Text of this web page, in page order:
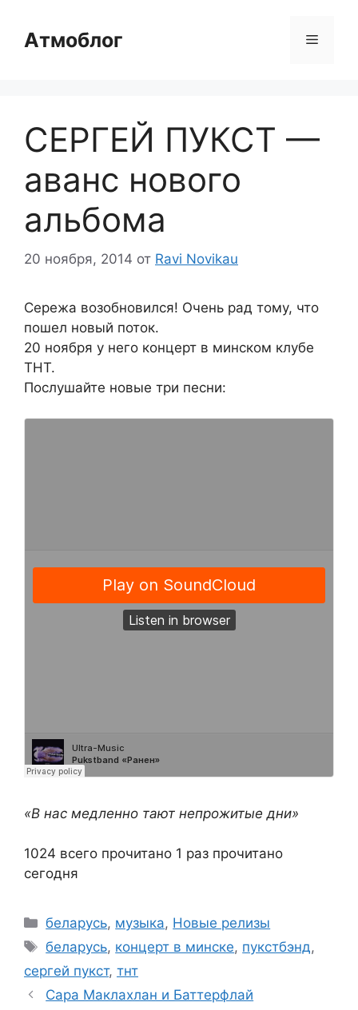
содержимому
Атмоблог Меню
СЕРГЕЙ ПУКСТ —
аванс нового
альбома
20 ноября, 2014 от Ravi Novikau
Сережа возобновился! Очень рад тому, что
пошел новый поток.
20 ноября у него концерт в минском клубе
ТНТ.
Послушайте новые три песни:
«В нас медленно тают непрожитые дни»
1024 всего прочитано 1 раз прочитано
сегодня
Рубрики
беларусь, музыка, Новые релизы
Метки
беларусь, концерт в минске, пукстбэнд,
сергей пукст, тнт
Сара Маклахлан и Баттерфлай